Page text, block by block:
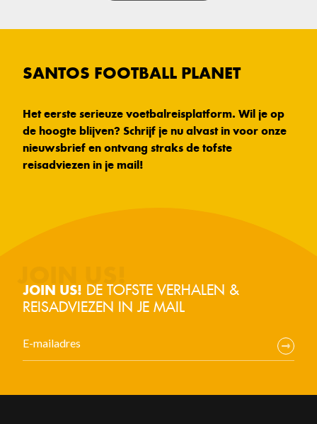
SANTOS FOOTBALL PLANET
Het eerste serieuze voetbalreisplatform. Wil je op
de hoogte blijven? Schrijf je nu alvast in voor onze
nieuwsbrief en ontvang straks de tofste
reisadviezen in je mail!
JOIN US! DE TOFSTE VERHALEN &
REISADVIEZEN IN JE MAIL